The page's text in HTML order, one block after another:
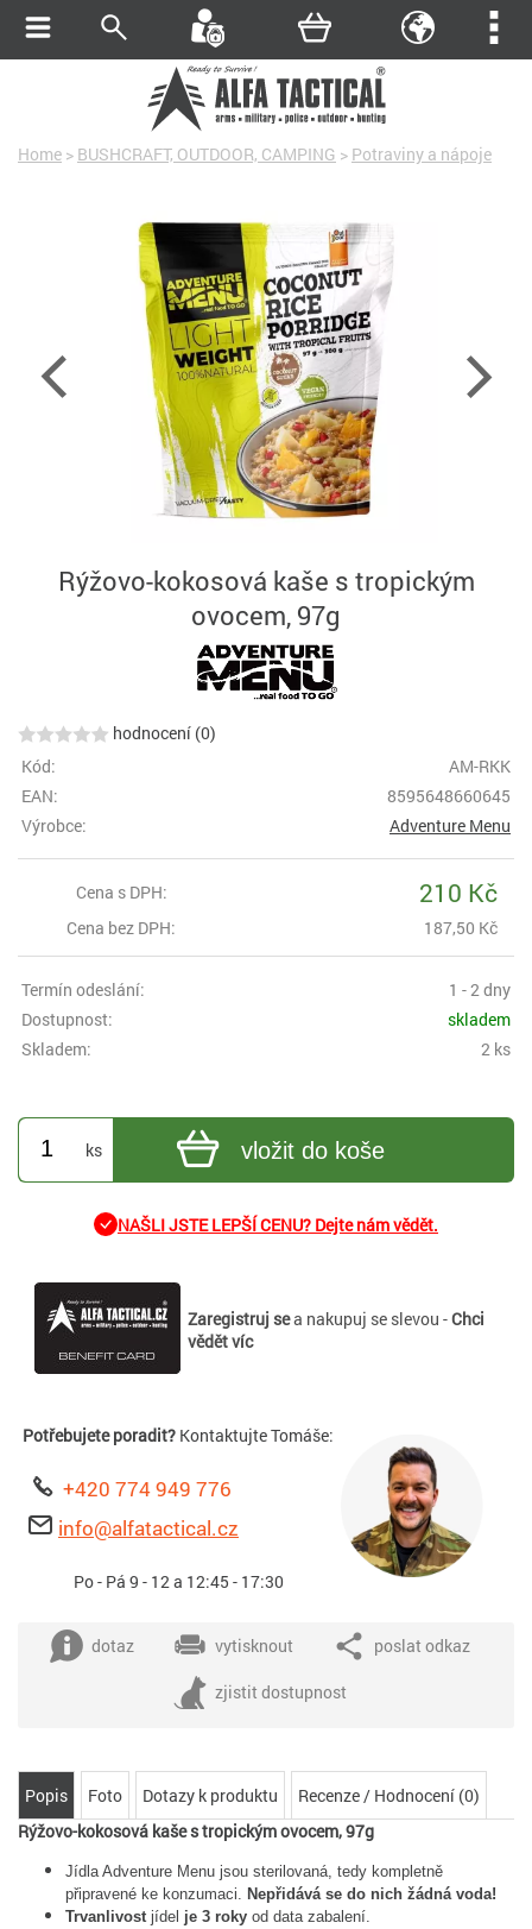
Home > BUSHCRAFT, OUTDOOR, CAMPING > Potraviny a nápoje
Rýžovo-kokosová kaše s tropickým
ovocem, 97g
hodnocení (0)
Kód:
AM-RKK
EAN:
8595648660645
Výrobce:
Adventure Menu
Cena s DPH: 210 Kč
Cena bez DPH: 187,50 Kč
Termín odeslání:
1 - 2 dny
Dostupnost:
skladem
Skladem:
2 ks
ks vložit do koše
NAŠLI JSTE LEPŠÍ CENU? Dejte nám vědět.
Zaregistruj sea nakupuj se slevou -Chci
vědět víc
Potřebujete poradit? Kontaktujte Tomáše:
+420 774 949 776
info@alfatactical.cz
Po - Pá 9 - 12 a 12:45 - 17:30
dotaz vytisknout poslat odkaz
zjistit dostupnost
Popis Foto Dotazy k produktu
Recenze / Hodnocení (0)
Rýžovo-kokosová kaše s tropickým ovocem, 97g
Jídla Adventure Menu jsou sterilovaná, tedy kompletně
připravené ke konzumaci. Nepřidává se do nich žádná voda!
Trvanlivost jídel je 3 roky od data zabalení.